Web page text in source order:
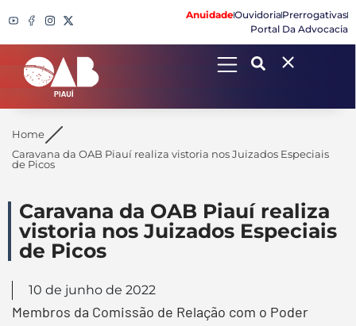
AnuidadeOuvidoriaPrerrogativas
Portal Da Advocacia
Search
Home
Caravana da OAB Piauí realiza vistoria nos Juizados Especiais
de Picos
Caravana da OAB Piauí realiza
vistoria nos Juizados Especiais
de Picos
10 de junho de 2022
Membros da Comissão de Relação com o Poder